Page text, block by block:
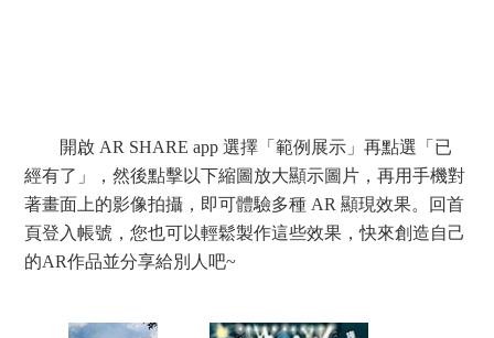
開啟 AR SHARE app 選擇「範例展示」再點選「已
經有了」，然後點擊以下縮圖放大顯示圖片，再用手機對
著畫面上的影像拍攝，即可體驗多種 AR 顯現效果。回首
頁登入帳號，您也可以輕鬆製作這些效果，快來創造自己
的AR作品並分享給別人吧~